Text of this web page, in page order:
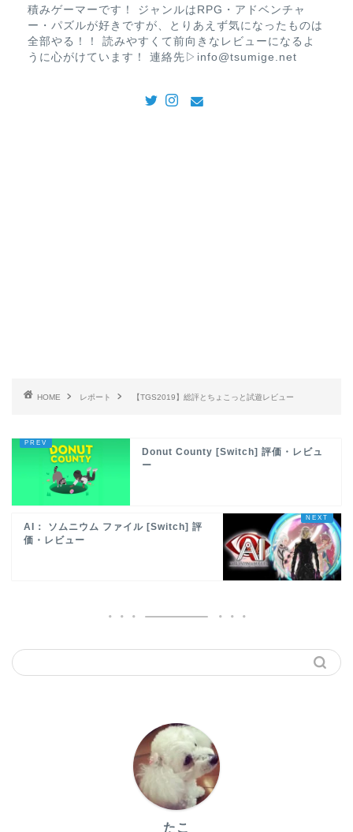
積みゲーマーです！ ジャンルはRPG・アドベンチャ
ー・パズルが好きですが、とりあえず気になったものは
全部やる！！ 読みやすくて前向きなレビューになるよ
うに心がけています！ 連絡先▷info@tsumige.net
HOME レポート 【TGS2019】総評とちょこっと試遊レビュー
Donut County [Switch] 評価・レビュ
ー
AI： ソムニウム ファイル [Switch] 評
価・レビュー
たこ